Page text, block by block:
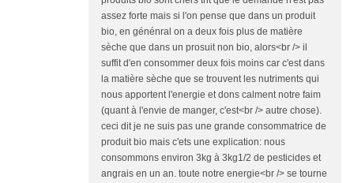
assez forte mais si l'on pense que dans un produit
bio, en génénral on a deux fois plus de matière
sèche que dans un prosuit non bio, alors<br /> il
suffit d'en consommer deux fois moins car c'est dans
la matière sèche que se trouvent les nutriments qui
nous apportent l'energie et dons calment notre faim
(quant à l'envie de manger, c'est<br /> autre chose).
ceci dit je ne suis pas une grande consommatrice de
produit bio mais c'ets une explication: nous
consommons environ 3kg à 3kg1/2 de pesticides et
angrais en un an. toute notre energie<br /> se tourne